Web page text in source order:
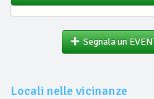
Segnala un
Locali nelle vicinanze